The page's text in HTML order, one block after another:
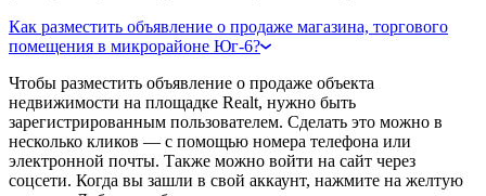
Как разместить объявление о продаже магазина, торгового
помещения в микрорайоне Юг-6?
Чтобы разместить объявление о продаже объекта
недвижимости на площадке Realt, нужно быть
зарегистрированным пользователем. Сделать это можно в
несколько кликов — с помощью номера телефона или
электронной почты. Также можно войти на сайт через
соцсети. Когда вы зашли в свой аккаунт, нажмите на желтую